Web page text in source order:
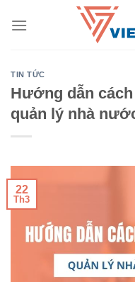
TIN TỨC
Hướng dẫn
quản lý nhà
22
Th3